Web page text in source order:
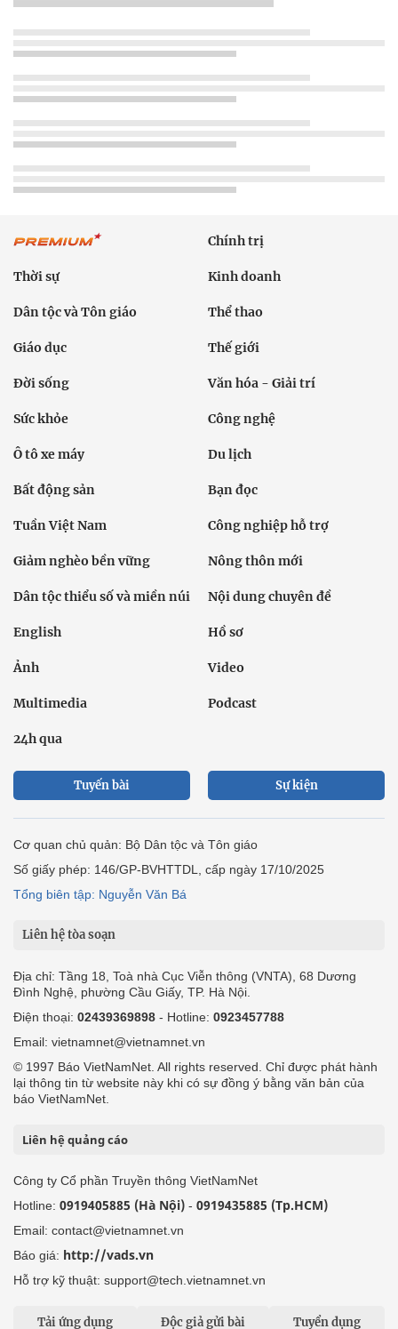
Chính trị
Thời sự Kinh doanh
Dân tộc và Tôn giáo Thể thao
Giáo dục Thế giới
Đời sống Văn hóa - Giải trí
Sức khỏe Công nghệ
Ô tô xe máy Du lịch
Bất động sản Bạn đọc
Tuần Việt Nam Công nghiệp hỗ trợ
Giảm nghèo bền vững Nông thôn mới
Dân tộc thiểu số và miền núi Nội dung chuyên đề
English Hồ sơ
Ảnh Video
Multimedia Podcast
24h qua
Tuyến bài Sự kiện
Cơ quan chủ quản: Bộ Dân tộc và Tôn giáo
Số giấy phép: 146/GP-BVHTTDL, cấp ngày 17/10/2025
Tổng biên tập: Nguyễn Văn Bá
Liên hệ tòa soạn
Địa chỉ: Tầng 18, Toà nhà Cục Viễn thông (VNTA), 68 Dương
Đình Nghệ, phường Cầu Giấy, TP. Hà Nội.
Điện thoại: 02439369898 - Hotline: 0923457788
Email: vietnamnet@vietnamnet.vn
© 1997 Báo VietNamNet. All rights reserved. Chỉ được phát hành
lại thông tin từ website này khi có sự đồng ý bằng văn bản của
báo VietNamNet.
Liên hệ quảng cáo
Công ty Cổ phần Truyền thông VietNamNet
Hotline: 0919405885 (Hà Nội) - 0919435885 (Tp.HCM)
Email: contact@vietnamnet.vn
Báo giá: http://vads.vn
Hỗ trợ kỹ thuật: support@tech.vietnamnet.vn
Tải ứng dụng Độc giả gửi bài Tuyển dụng